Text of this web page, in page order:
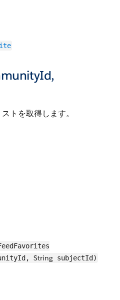
トを取得します。
String subjectId)